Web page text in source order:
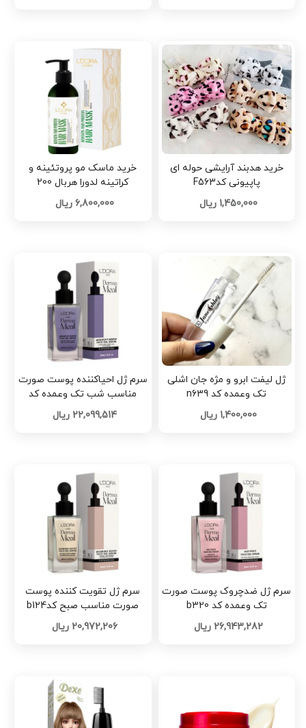
خرید هدبند آرایشی حوله ای
پاپیونی کدF563
1,450,000 ریال
خرید ماسک مو پروتئینه و
کراتینه لدورا هربال 200
میلی‌لیتر تک وعمده کد b630
6,800,000 ریال
ژل لیفت ابرو و مژه جان اشلی
تک وعمده کد n639
1,400,000 ریال
سرم ژل احیاکننده پوست صورت
مناسب شب تک وعمده کد
r369
22,099,514 ریال
سرم ژل ضدچروک پوست صورت
تک وعمده کد b320
26,943,282 ریال
سرم ژل تقویت کننده پوست
صورت مناسب صبح کدb124
20,972,206 ریال